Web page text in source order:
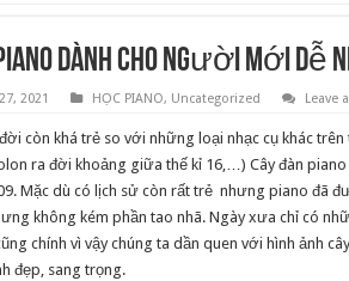
dành cho người mới dễ
2021 HỌC PIANO, Uncategorized Leave
còn khá trẻ so với những loại nhạc cụ khác
ra đời khoảng giữa thế kỉ 16,…) Cây đàn
Mặc dù có lịch sử còn rất trẻ nhưng piano đã
không kém phần tao nhã. Ngày xưa chỉ có
chính vì vậy chúng ta dần quen với hình ảnh
đẹp, sang trọng.